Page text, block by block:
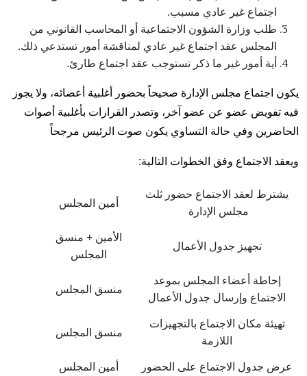
اجتماع غير عادي مسبب.
طلب وزارة الشؤون الاجتماعية أو المحاسب القانوني من
المجلس عقد اجتماع غير عادي لمناقشة أمور تستدعي ذلك.
أية أمور غير ما ذكر تستوجب عقد اجتماع طارئ.
يكون اجتماع مجلس الإدارة صحيحاً بحضور أغلبية أعضائه، ولا يجوز
فيه تفويض عضو عن عضو آخر، وتصدر القرارات بأغلبية أصوات
الحاضرين وفي حالة التساوي يكون صوت الرئيس مرجحاً
ويعقد الاجتماع وفق الخطوات التالية:
يشترط لعقد الاجتماع حضور ثلث
مجلس الإدارة
أمين المجلس
تجهيز جدول الأعمال
الأمين + منسق
المجلس
إحاطة أعضاء المجلس بموعد
الاجتماع وإرسال جدول الأعمال
منسق المجلس
تهيئة مكان الاجتماع بالتجهيزات
اللازمة
منسق المجلس
عرض جدول الاجتماع على الحضور أمين المجلس